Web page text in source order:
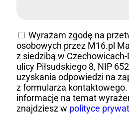
Wyrażam zgodę na
osobowych przez M16.pl
z siedzibą w
ulicy Piłsudskiego 8, NIP
uzyskania odpowiedzi na
z formularza kontaktowego.
informacje na temat
znajdziesz w polityce